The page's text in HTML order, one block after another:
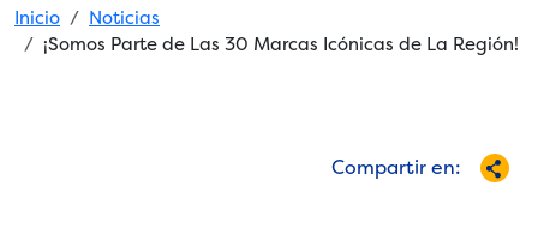
Breadcrumb
Inicio
Noticias
¡Somos Parte de Las 30 Marcas Icónicas de La Región!
Compartir en: